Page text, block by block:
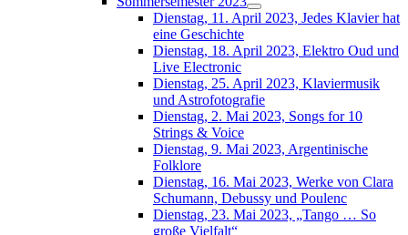
Dienstag, 11. April 2023, Jedes Klavier hat
eine Geschichte
Dienstag, 18. April 2023, Elektro Oud und
Live Electronic
Dienstag, 25. April 2023, Klaviermusik
und Astrofotografie
Dienstag, 2. Mai 2023, Songs for 10
Strings & Voice
Dienstag, 9. Mai 2023, Argentinische
Folklore
Dienstag, 16. Mai 2023, Werke von Clara
Schumann, Debussy und Poulenc
Dienstag, 23. Mai 2023, „Tango … So
große Vielfalt“